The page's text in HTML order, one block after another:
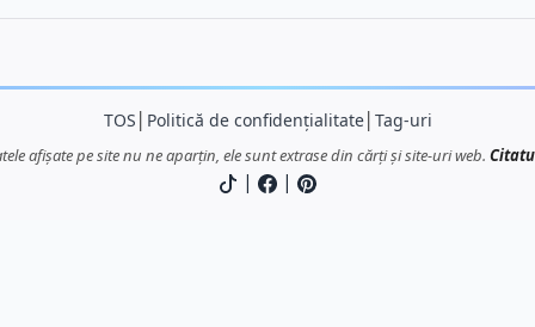
TOS Politică de confidențialitate│ Tag-uri
afișate pe site nu ne aparțin, ele sunt extrase din cărți și site-uri web.
| |